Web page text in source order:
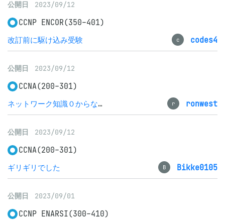
公開日 2023/09/12
CCNP ENCOR(350-401)
改訂前に駆け込み受験
c codes4
公開日 2023/09/12
CCNA(200-301)
ネットワーク知識０からなんとか合格
r ronwest
公開日 2023/09/12
CCNA(200-301)
ギリギリでした
B Bikke0105
公開日 2023/09/01
CCNP ENARSI(300-410)